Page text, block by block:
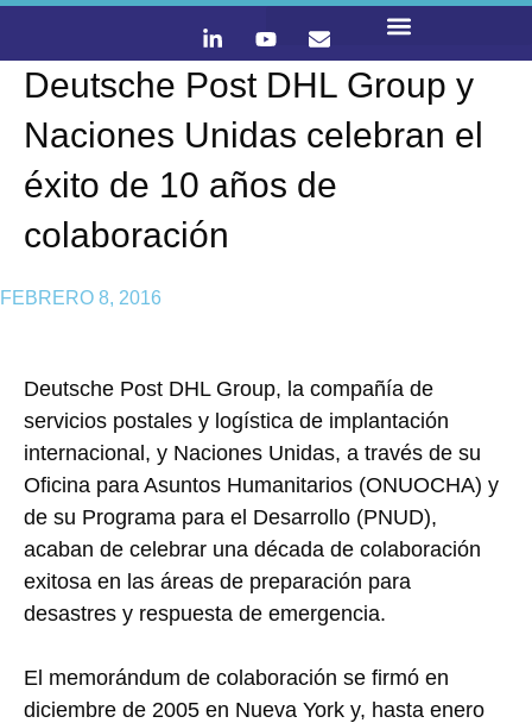
Deutsche Post DHL Group y
Naciones Unidas celebran el
éxito de 10 años de
colaboración
FEBRERO 8, 2016
Deutsche Post DHL Group, la compañía de
servicios postales y logística de implantación
internacional, y Naciones Unidas, a través de su
Oficina para Asuntos Humanitarios (ONUOCHA) y
de su Programa para el Desarrollo (PNUD),
acaban de celebrar una década de colaboración
exitosa en las áreas de preparación para
desastres y respuesta de emergencia.
El memorándum de colaboración se firmó en
diciembre de 2005 en Nueva York y, hasta enero